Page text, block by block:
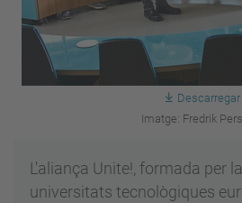
Descarregar
Imatge: Fredrik
L'aliança Unite!, formada per
universitats tecnològiques